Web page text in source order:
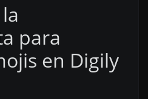
para
en Digily